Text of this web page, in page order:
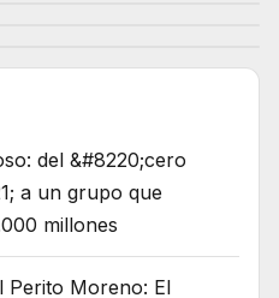
del &#8220;cero
a un grupo que
millones
Perito Moreno: El